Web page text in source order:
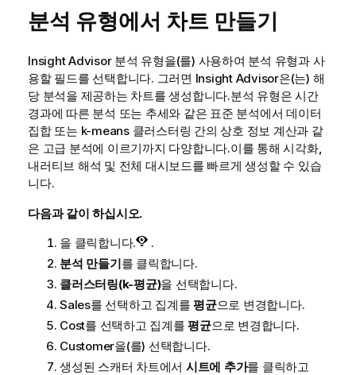
분석 유형에서 차트 만들기
Insight Advisor 분석 유형을(를) 사용하여 분석 유형과 사
용할 필드를 선택합니다. 그러면 Insight Advisor은(는) 해
당 분석을 제공하는 차트를 생성합니다.분석 유형은 시간
경과에 따른 분석 또는 추세와 같은 표준 분석에서 데이터
집합 또는 k-means클러스터링 간의 상호 정보 계산과 같
은 고급 분석에 이르기까지 다양합니다.이를 통해 시각화,
내러티브 해석 및 전체 대시보드를 빠르게 생성할 수 있습
니다.
다음과 같이 하십시오.
을 클릭합니다.
.
분석 만들기를 클릭합니다.
클러스터링(k-평균)을 선택합니다.
Sales를 선택하고 집계를 평균으로 변경합니다.
Cost를 선택하고 집계를평균으로 변경합니다.
Customer을(를) 선택합니다.
생성된 스캐터 차트에서 시트에 추가를 클릭하고